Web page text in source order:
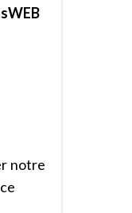
notre